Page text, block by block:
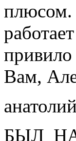
плюсом.
Вам,
БЫЛ